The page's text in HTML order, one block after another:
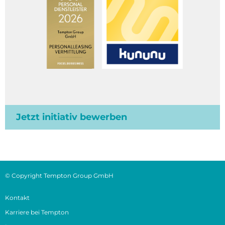
Jetzt initiativ bewerben
© Copyright Tempton Group GmbH
Kontakt
Karriere bei Tempton